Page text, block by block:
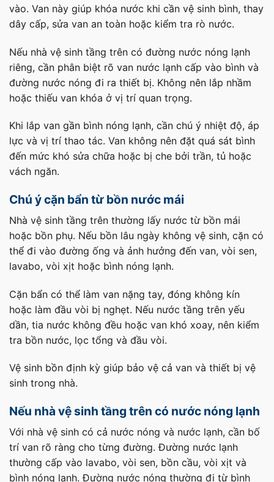
vào. Van này giúp khóa nước khi cần vệ sinh bình, thay
dây cấp, sửa van an toàn hoặc kiểm tra rò nước.
Nếu nhà vệ sinh tầng trên có đường nước nóng lạnh
riêng, cần phân biệt rõ van nước lạnh cấp vào bình và
đường nước nóng đi ra thiết bị. Không nên lắp nhầm
hoặc thiếu van khóa ở vị trí quan trọng.
Khi lắp van gần bình nóng lạnh, cần chú ý nhiệt độ, áp
lực và vị trí thao tác. Van không nên đặt quá sát bình
đến mức khó sửa chữa hoặc bị che bởi trần, tủ hoặc
vách ngăn.
Chú ý cặn bẩn từ bồn nước mái
Nhà vệ sinh tầng trên thường lấy nước từ bồn mái
hoặc bồn phụ. Nếu bồn lâu ngày không vệ sinh, cặn có
thể đi vào đường ống và ảnh hưởng đến van, vòi sen,
lavabo, vòi xịt hoặc bình nóng lạnh.
Cặn bẩn có thể làm van nặng tay, đóng không kín
hoặc làm đầu vòi bị nghẹt. Nếu nước tầng trên yếu
dần, tia nước không đều hoặc van khó xoay, nên kiểm
tra bồn nước, lọc tổng và đầu vòi.
Vệ sinh bồn định kỳ giúp bảo vệ cả van và thiết bị vệ
sinh trong nhà.
Nếu nhà vệ sinh tầng trên có nước nóng lạnh
Với nhà vệ sinh có cả nước nóng và nước lạnh, cần bố
trí van rõ ràng cho từng đường. Đường nước lạnh
thường cấp vào lavabo, vòi sen, bồn cầu, vòi xịt và
bình nóng lạnh. Đường nước nóng thường đi từ bình